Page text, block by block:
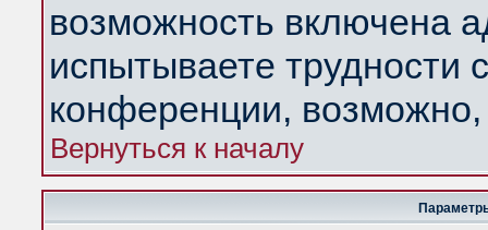
возможность включена
испытываете трудности
конференции,
Вернуться к началу